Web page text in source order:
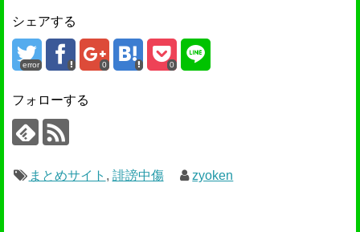
シェアする
error 0 0
フォローする
まとめサイト , 誹謗中傷 zyoken